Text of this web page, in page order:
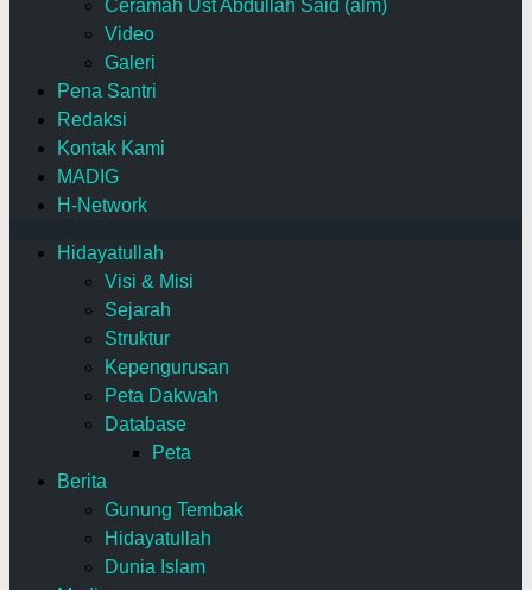
Ceramah Ust Abdullah Said (alm)
Video
Galeri
Pena Santri
Redaksi
Kontak Kami
MADIG
H-Network
Hidayatullah
Visi & Misi
Sejarah
Struktur
Kepengurusan
Peta Dakwah
Database
Peta
Berita
Gunung Tembak
Hidayatullah
Dunia Islam